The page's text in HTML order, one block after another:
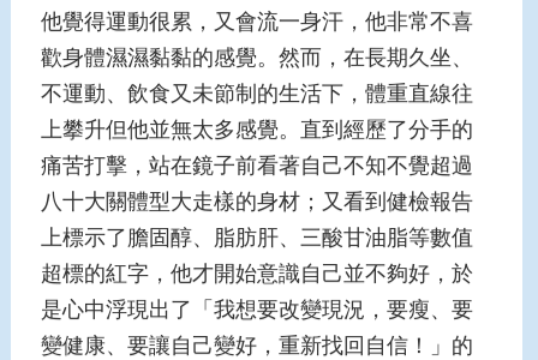
他覺得運動很累，又會流一身汗，他非常不喜
歡身體濕濕黏黏的感覺。然而，在長期久坐、
不運動、飲食又未節制的生活下，體重直線往
上攀升但他並無太多感覺。直到經歷了分手的
痛苦打擊，站在鏡子前看著自己不知不覺超過
八十大關體型大走樣的身材；又看到健檢報告
上標示了膽固醇、脂肪肝、三酸甘油脂等數值
超標的紅字，他才開始意識自己並不夠好，於
是心中浮現出了「我想要改變現況，要瘦、要
變健康、要讓自己變好，重新找回自信！」的